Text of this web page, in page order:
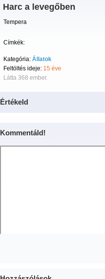
Harc a levegőben
Tempera
Címkék:
Kategória: Állatok
Feltöltés ideje: 15 éve
Látta 368 ember.
Értékeld
Kommentáld!